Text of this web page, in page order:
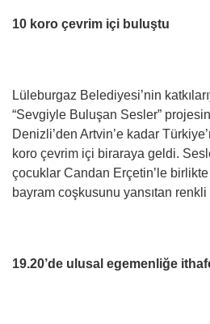
10 koro çevrim içi buluştu
Lüleburgaz Belediyesi’nin
“Sevgiyle Buluşan Sesler”
Denizli’den Artvin’e kadar
koro çevrim içi biraraya geldi.
çocuklar Candan Erçetin’le
bayram coşkusunu yansıtan renkli
19.20’de ulusal egemenliğe